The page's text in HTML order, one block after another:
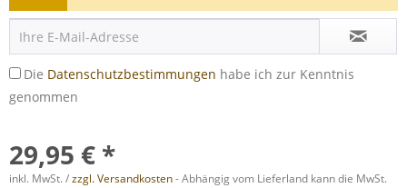
Die Datenschutzbestimmungen habe ich zur Kenntnis
genommen
29,95 € *
inkl. MwSt. /zzgl. Versandkosten- Abhängig vom Lieferland kann die MwSt.